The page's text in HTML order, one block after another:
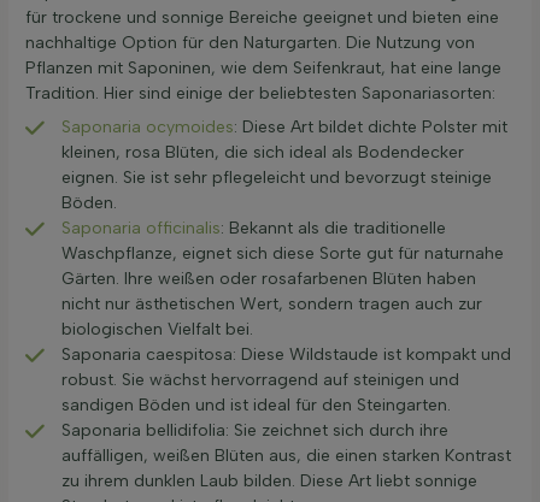
für trockene und sonnige Bereiche geeignet und bieten eine
nachhaltige Option für den Naturgarten. Die Nutzung von
Pflanzen mit Saponinen, wie dem Seifenkraut, hat eine lange
Tradition. Hier sind einige der beliebtesten Saponariasorten:
Saponaria ocymoides: Diese Art bildet dichte Polster mit
kleinen, rosa Blüten, die sich ideal als Bodendecker
eignen. Sie ist sehr pflegeleicht und bevorzugt steinige
Böden.
Saponaria officinalis: Bekannt als die traditionelle
Waschpflanze, eignet sich diese Sorte gut für naturnahe
Gärten. Ihre weißen oder rosafarbenen Blüten haben
nicht nur ästhetischen Wert, sondern tragen auch zur
biologischen Vielfalt bei.
Saponaria caespitosa: Diese Wildstaude ist kompakt und
robust. Sie wächst hervorragend auf steinigen und
sandigen Böden und ist ideal für den Steingarten.
Saponaria bellidifolia: Sie zeichnet sich durch ihre
auffälligen, weißen Blüten aus, die einen starken Kontrast
zu ihrem dunklen Laub bilden. Diese Art liebt sonnige